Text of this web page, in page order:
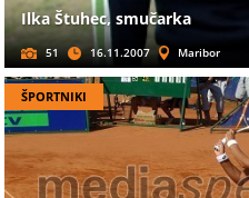
Ilka Štuhec, smučarka
51 16.11.2007 Maribor
ŠPORTNIKI